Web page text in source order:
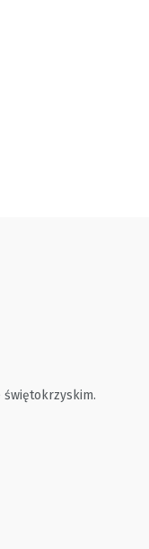
świętokrzyskim.